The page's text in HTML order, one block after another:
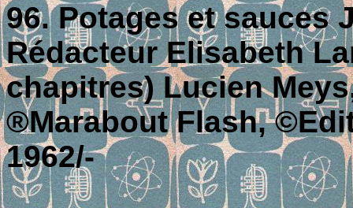
96. Potages et sauces
Rédacteur Elisabeth
chapitres) Lucien
®Marabout Flash,
1962/-